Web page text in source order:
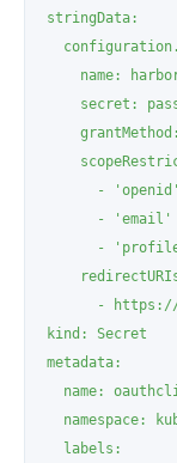
stringData:
name:
secret:
      - 'openid'
      - 'email'
-
-
kind: Secret
metadata:
name:
namespace:
  labels: